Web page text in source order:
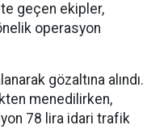
geçen ekipler,
operasyon
gözaltına alındı.
menedilirken,
78 lira idari trafik